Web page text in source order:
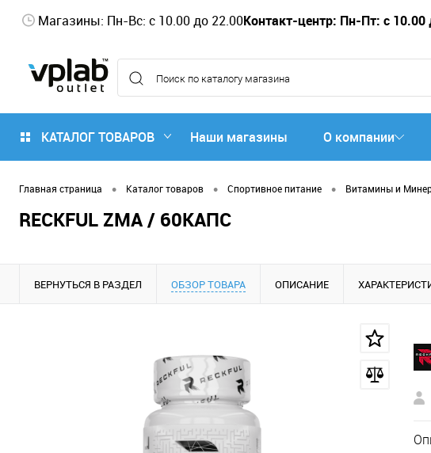
Магазины: Пн-Вс: с 10.00 до 22.00Контакт-центр: Пн-Пт: с
КАТАЛОГ ТОВАРОВ Наши магазины О компании
Главная страница • Каталог товаров • Спортивное питание • Витамины и
RECKFUL ZMA / 60КАПС
ВЕРНУТЬСЯ В РАЗДЕЛ ОБЗОР ТОВАРА ОПИСАНИЕ